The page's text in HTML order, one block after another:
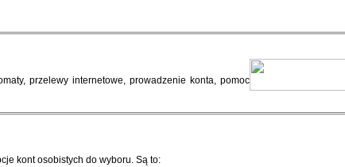
przelewy internetowe, prowadzenie konta, pomoc
kont osobistych do wyboru. Są to: